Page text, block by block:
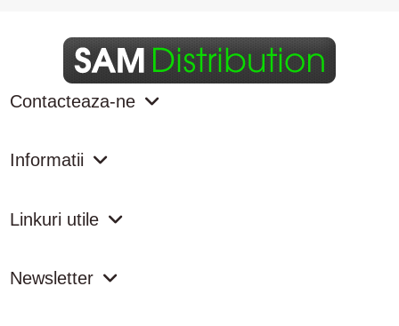
Contacteaza-ne
Informatii
Linkuri utile
Newsletter